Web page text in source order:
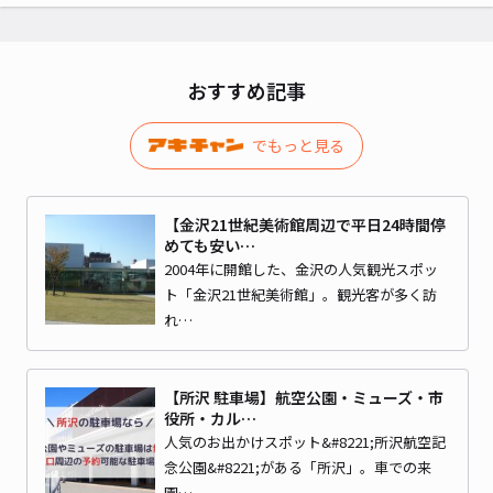
おすすめ記事
でもっと見る
【金沢21世紀美術館周辺で平日24時間停
めても安い…
2004年に開館した、金沢の人気観光スポッ
ト「金沢21世紀美術館」。観光客が多く訪
れ…
【所沢 駐車場】航空公園・ミューズ・市
役所・カル…
人気のお出かけスポット&#8221;所沢航空記
念公園&#8221;がある「所沢」。車での来